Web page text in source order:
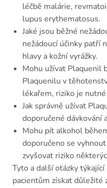
léčbě malárie,
lupus erythematosus.
Jaké jsou běžné
nežádoucí účinky patří
hlavy a kožní vyrážky.
Mohu užívat Plaquenil
Plaquenilu v
lékařem, riziko je
Jak správně užívat
doporučené dávkování
Mohu pít alkohol
doporučeno se
zvyšovat riziko
Tyto a další otázky
pacientům získat důležité